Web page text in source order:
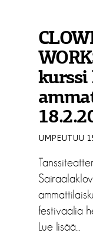
kurssi
UMPEUTUU
festivaalia
Lue lisää…